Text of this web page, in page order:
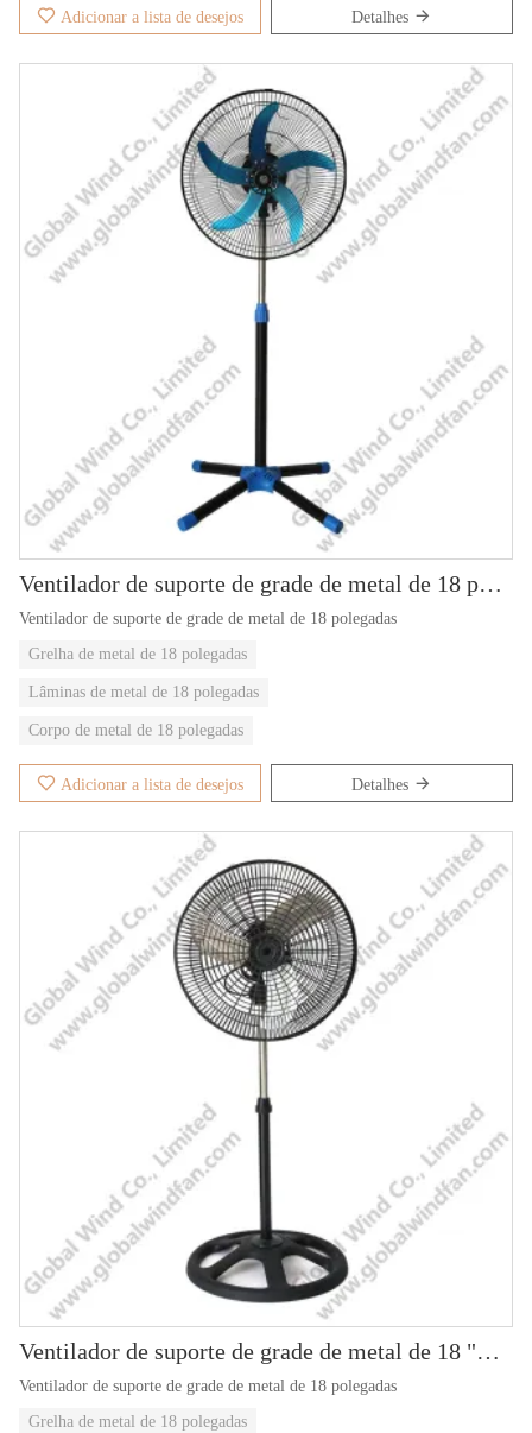
Adicionar a lista de desejos Detalhes
Ventilador de suporte de grade de metal de 18 polegadas GWFS-80
Ventilador de suporte de grade de metal de 18 polegadas
Grelha de metal de 18 polegadas
Lâminas de metal de 18 polegadas
Corpo de metal de 18 polegadas
Adicionar a lista de desejos Detalhes
Ventilador de suporte de grade de metal de 18 "GWFS-82
Ventilador de suporte de grade de metal de 18 polegadas
Grelha de metal de 18 polegadas